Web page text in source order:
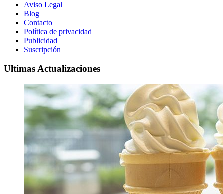
Aviso Legal
Blog
Contacto
Política de privacidad
Publicidad
Suscripción
Ultimas Actualizaciones